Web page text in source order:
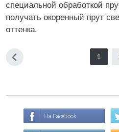
специальной обработкой
получать окоренный прут
оттенка.
1
На Facebook